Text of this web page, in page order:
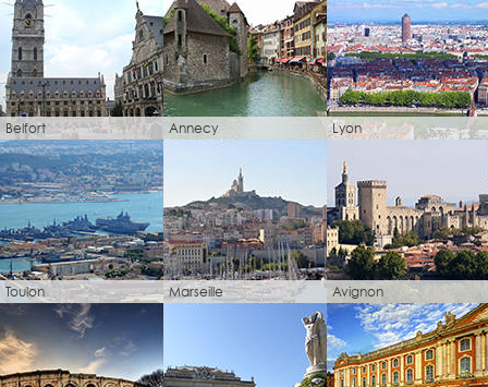
Belfort Annecy Lyon
Toulon Marseille Avignon